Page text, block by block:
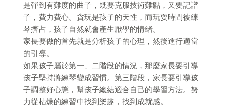
是彈到有難度的曲子，既要克服技術難點，又要記譜
子，費力費心。貪玩是孩子的天性，而玩耍時間被練
琴擠占，孩子自然就會產生厭學的情緒。
家長要做的首先就是分析孩子的心理，然後進行適當
的引導。
如果孩子屬於第一、二階段的情況，那麼家長要引導
孩子堅持將練琴變成習慣。第三階段，家長要引導孩
子調整好心態，幫孩子總結適合自己的學習方法。努
力從枯燥的練習中找到樂趣，找到成就感。